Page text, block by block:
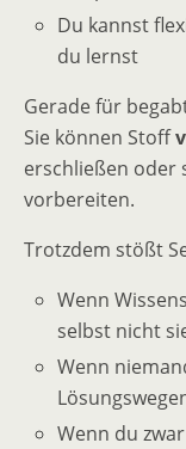
Du kannst
du lernst
Gerade für
Sie können Stoff
erschließen oder
vorbereiten.
Trotzdem stößt
Wenn
selbst nicht
Wenn
Wenn du